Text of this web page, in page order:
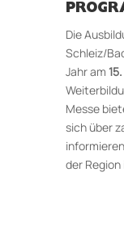
Die
Schleiz/
Jahr am
Messe
sich über
der